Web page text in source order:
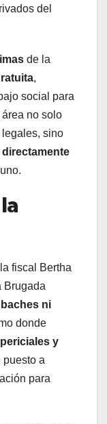
del
de la
,
social para
no solo
sino
fiscal Bertha
Brugada
ni
donde
periciales y
puesto a
para